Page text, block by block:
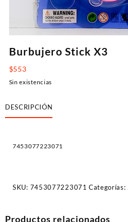
Burbujero Stick X3
$553
Sin existencias
DESCRIPCIÓN
7453077223071
SKU: 7453077223071 Categorías:
Productos relacionados